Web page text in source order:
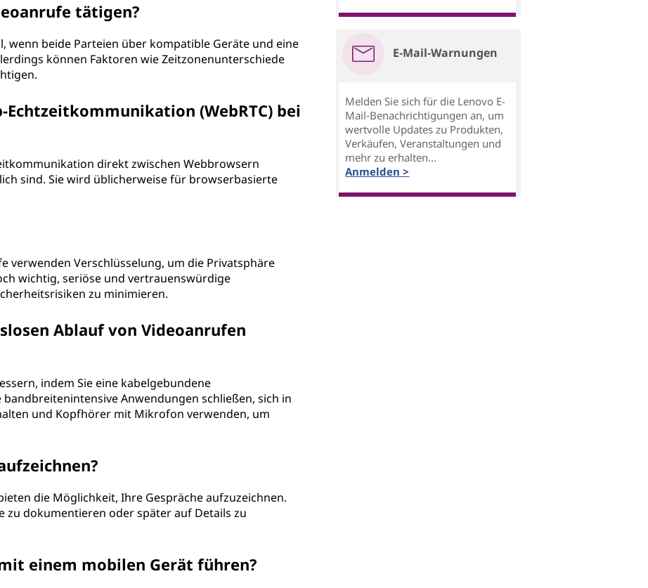
tätigen?
beide Parteien über kompatible Geräte und eine
können Faktoren wie Zeitzonenunterschiede
Echtzeitkommunikation (WebRTC) bei
direkt zwischen Webbrowsern
sind. Sie wird üblicherweise für browserbasierte
verwenden Verschlüsselung, um die Privatsphäre
wichtig, seriöse und vertrauenswürdige
zu minimieren.
Ablauf von Videoanrufen
indem Sie eine kabelgebundene
Anwendungen schließen, sich in
und Kopfhörer mit Mikrofon verwenden, um
die Möglichkeit, Ihre Gespräche aufzuzeichnen.
zu dokumentieren oder später auf Details zu
einem mobilen Gerät führen?
E-Mail-Warnungen
Melden Sie sich für die Lenovo E-
Mail-Benachrichtigungen an, um
wertvolle Updates zu Produkten,
Verkäufen, Veranstaltungen und
mehr zu erhalten...
Anmelden >